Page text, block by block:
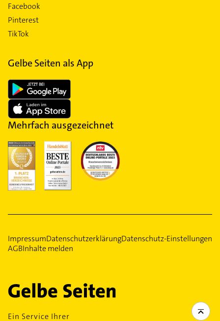
Facebook
Pinterest
TikTok
Gelbe Seiten als App
Mehrfach ausgezeichnet
ImpressumDatenschutzerklärungDatenschutz-Einstellungen
AGBInhalte melden
Ein Service Ihrer